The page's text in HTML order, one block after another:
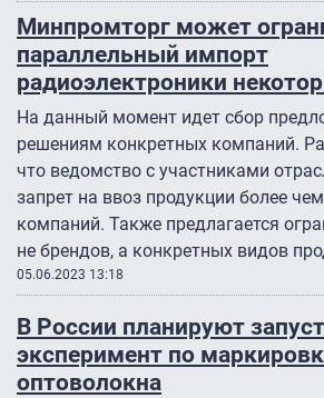
Минпромторг может
параллельный импорт
радиоэлектроники
На данный момент идет сбор
решениям конкретных компаний.
что ведомство с участниками
запрет на ввоз продукции более
компаний. Также предлагается
не брендов, а конкретных видов
05.06.2023 13:18
В России планируют
эксперимент по
оптоволокна